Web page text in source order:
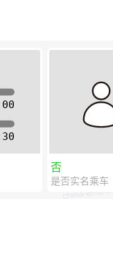
否
是否实名乘车